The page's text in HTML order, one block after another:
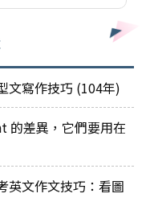
文寫作技巧 (104年)
的差異，它們要用在
英文作文技巧：看圖